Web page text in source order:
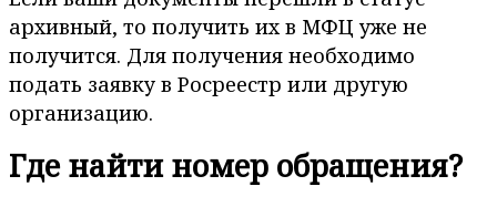
архивный, то получить их в МФЦ уже не
получится. Для получения необходимо
подать заявку в Росреестр или другую
организацию.
Где найти номер обращения?